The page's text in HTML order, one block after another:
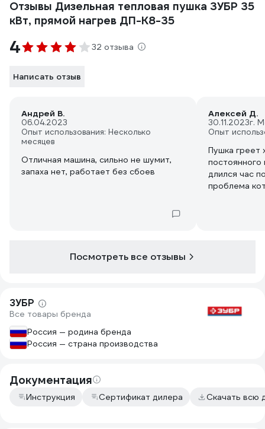
Отзывы Дизельная тепловая пушка ЗУБР 35
кВт, прямой нагрев ДП-К8-35
4 32 отзыва
Написать отзыв
Андрей В.
06.04.2023
Опыт использования: Несколько
месяцев
Отличная машина, сильно не шумит,
запаха нет, работает без сбоев
Алексей Д.
30.11.2023г.
Опыт
Пушка греет
постоянного
длился час
проблема
оборота и
Посмотреть все отзывы
ЗУБР
Все товары бренда
Россия — родина бренда
Россия — страна производства
Документация
Инструкция Сертификат дилера Скачать всю